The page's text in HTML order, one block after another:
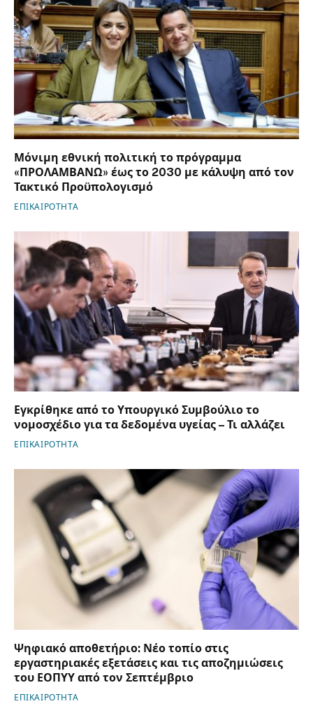
Μόνιμη εθνική πολιτική το πρόγραμμα
«ΠΡΟΛΑΜΒΑΝΩ» έως το 2030 με κάλυψη από τον
Τακτικό Προϋπολογισμό
ΕΠΙΚΑΙΡΟΤΗΤΑ
Εγκρίθηκε από το Υπουργικό Συμβούλιο το
νομοσχέδιο για τα δεδομένα υγείας – Τι αλλάζει
ΕΠΙΚΑΙΡΟΤΗΤΑ
Ψηφιακό αποθετήριο: Νέο τοπίο στις
εργαστηριακές εξετάσεις και τις αποζημιώσεις
του ΕΟΠΥΥ από τον Σεπτέμβριο
ΕΠΙΚΑΙΡΟΤΗΤΑ